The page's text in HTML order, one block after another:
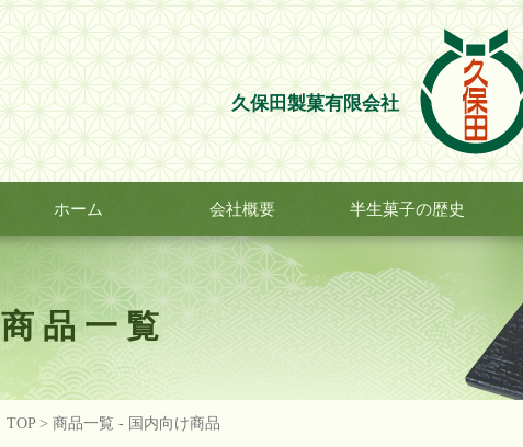
久保田製菓有限会社
ホーム 会社概要 半生菓子の歴史
商品一覧
TOP > 商品一覧 - 国内向け商品